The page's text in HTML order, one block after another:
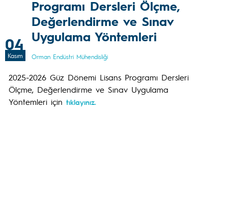
04
Kasım
Programı Dersleri Ölçme,
Değerlendirme ve Sınav
Uygulama Yöntemleri
Orman Endüstri Mühendisliği
2025-2026 Güz Dönemi Lisans Programı Dersleri
Ölçme, Değerlendirme ve Sınav Uygulama
Yöntemleri için tıklayınız.